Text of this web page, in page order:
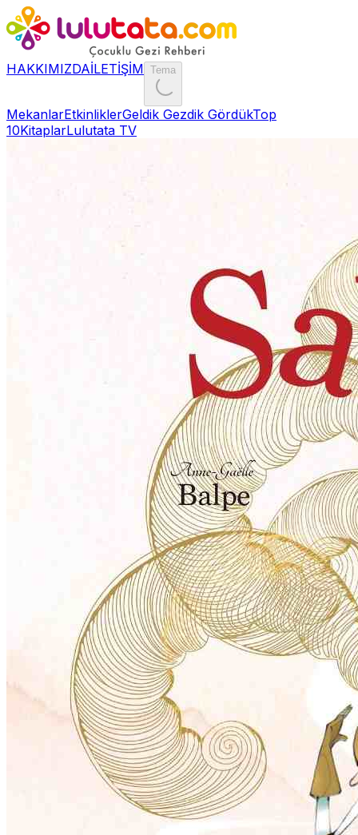
HAKKIMIZDAİLETİŞİM Tema
MekanlarEtkinliklerGeldik Gezdik GördükTop
10KitaplarLulutata TV